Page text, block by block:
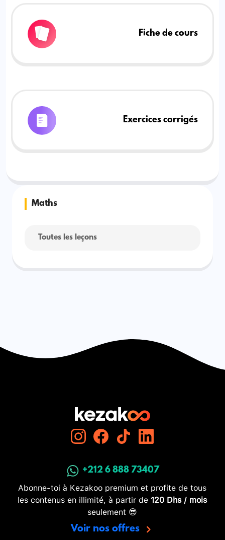
Fiche de cours
Exercices corrigés
Maths
Toutes les leçons
+212 6 888 73407
Abonne-toi à Kezakoo premium et profite de tous
les contenus en illimité, à partir de 120 Dhs / mois
seulement 😎
Voir nos offres